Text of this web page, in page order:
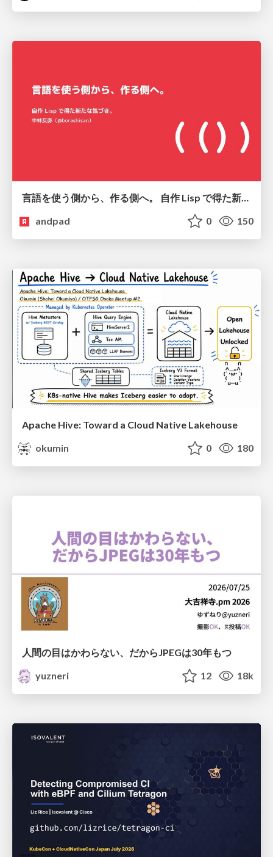
言語を使う側から、作る側へ。 自作 Lisp で得た新たな気づき。
andpad
0 150
Apache Hive: Toward a Cloud Native Lakehouse
okumin
0 180
人間の目はかわらない、だからJPEGは30年もつ
yuzneri
12 18k